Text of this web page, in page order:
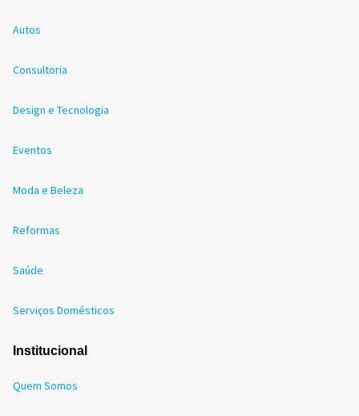
Autos
Consultoria
Design e Tecnologia
Eventos
Moda e Beleza
Reformas
Saúde
Serviços Domésticos
Institucional
Quem Somos